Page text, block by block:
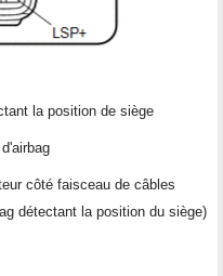
la position de siège
côté faisceau de câbles
détectant la position du siège)